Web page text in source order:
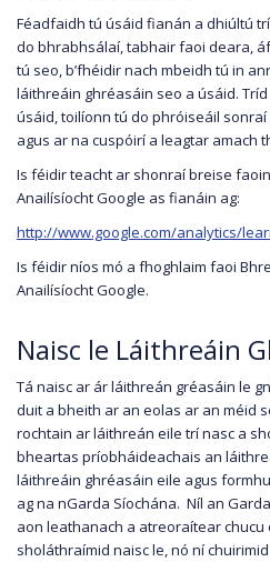
Féadfaidh tú úsáid fianán a dhiúltú
do bhrabhsálaí, tabhair faoi deara,
tú seo, b’fhéidir nach mbeidh tú in
láithreáin ghréasáin seo a úsáid.
úsáid, toilíonn tú do phróiseáil
agus ar na cuspóirí a leagtar amach
Is féidir teacht ar shonraí breise
Anailísíocht Google as fianáin ag:
http://www.google.com/analytics/
Is féidir níos mó a fhoghlaim faoi
Anailísíocht Google.
Naisc le Láithreáin
Tá naisc ar ár láithreán gréasáin le
duit a bheith ar an eolas ar an méid
rochtain ar láithreán eile trí nasc a
bheartas príobháideachais an
láithreáin ghréasáin eile agus
ag na nGarda Síochána. Níl an
aon leathanach a atreoraítear chucu
sholáthraímid naisc le, nó ní